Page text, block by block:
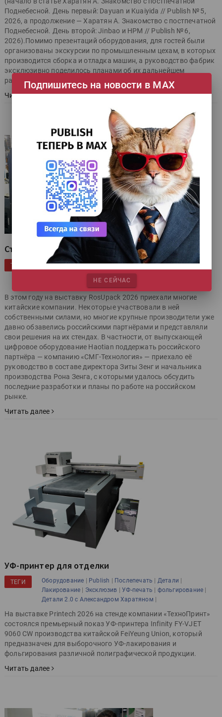
Поднебесной. День первый: Dayuan и Kuaiyida // Publish № 5,
2026, а продолжение — Харатян А. Знакомство с постпечатной
Поднебесной. День второй: Jinbao и HPM // Publish № 6,
2026).Помимо презентаций оборудования, для гостей были
организованы экскурсии по промышленным цехам, в которых
производится сборка и отладка машин, а руководство фабрик
эксклюзивно поделилось планами об их дальнейшем
развитии.
Читать далее
Съесть краба нужно первым
ТЕГИ Интервью|Publish|Цифровая печать|Послепечать|
RosUpack|Цифровая этикетка
В этом году на выставку RosUpack 2026 приехали многие
китайские компании. Некоторые участвовали в ней
собственными силами, но многие крупные производители уже
давно обзавелись российскими партнёрами и представляли
свои решения на их стендах. В частности, от выпускающей
цифровое оборудование Haotian поддержать российского
партнёра — компанию «СМГ-Технология» — приехало её
руководство в составе директора Зиты Зенг и начальника
производства Рона Зенга, с которыми удалось обсудить
последние разработки и планы по работе на российском
рынке.
Читать далее
УФ-принтер для отделки
ТЕГИ Оборудование | Publish | Послепечать | Детали |
Лакирование | Эксклюзив |УФ-печать | фольгирование |
Детали 2.0 с Александром Харатяном |
На выставке Printech 2026 на стенде компании «ТехноПринт»
состоялся премьерный показ УФ-принтера Infinity FY-VJET
9060 CW производства китайской FeiYeung Union, который
предназначен для выборочного УФ-лакирования и
фольгирования различной полиграфической продукции.
Читать далее
Подпишитесь на новости в МАХ
НЕ СЕЙЧАС